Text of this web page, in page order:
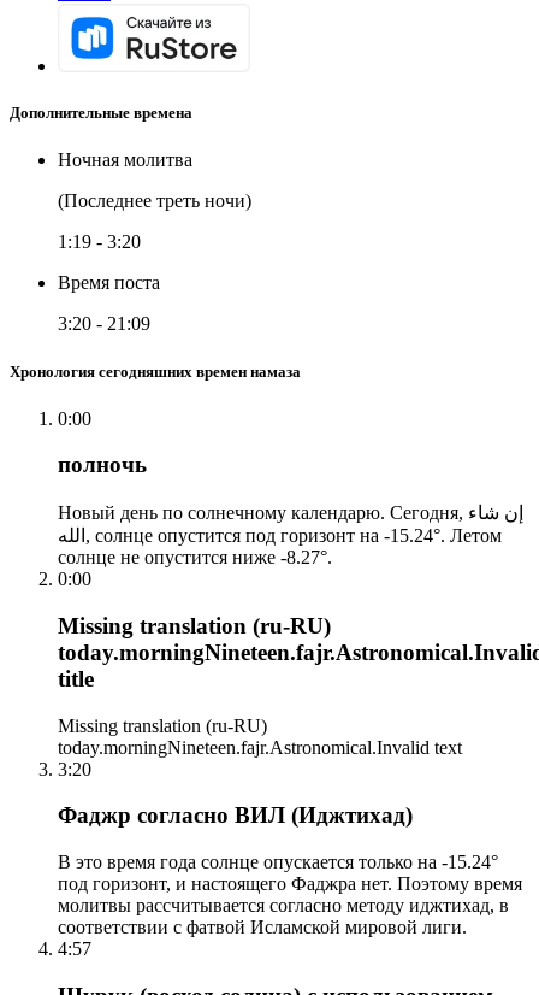
Дополнительные времена
Ночная молитва
(Последнее треть ночи)
1:19 - 3:20
Время поста
3:20 - 21:09
Хронология сегодняшних времен намаза
0:00
полночь
Новый день по солнечному календарю. Сегодня, إن شاء
الله, солнце опустится под горизонт на -15.24°. Летом
солнце не опустится ниже -8.27°.
0:00
Missing translation (ru-RU)
title
Missing translation (ru-RU)
today.morningNineteen.fajr.Astronomical.Invalid text
3:20
Фаджр согласно ВИЛ (Иджтихад)
В это время года солнце опускается только на -15.24°
под горизонт, и настоящего Фаджра нет. Поэтому время
молитвы рассчитывается согласно методу иджтихад, в
соответствии с фатвой Исламской мировой лиги.
4:57